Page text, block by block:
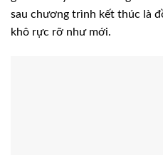
sau chương trình kết thúc là
khô rực rỡ như mới.